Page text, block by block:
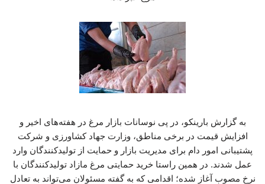
به گزارش بارینکو، در پی نوسانات بازار مرغ در هفته‌های اخیر و
افزایش قیمت در برخی مناطق، وزارت جهاد کشاورزی و شرکت
پشتیبانی امور دام برای مدیریت بازار و حمایت از تولیدکنندگان وارد
عمل شدند. در همین راستا خرید حمایتی مرغ مازاد تولیدکنندگان با
نرخ مصوب آغاز شده؛ اقدامی که به گفته مسئولان می‌تواند به تعادل